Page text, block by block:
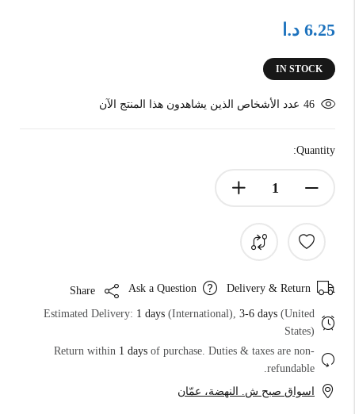
6.25 د.ا
IN STOCK
46 عدد الأشخاص الذين يشاهدون هذا المنتج الآن
Quantity:
Delivery & Return
Ask a Question
Estimated Delivery: 1 days (International), 3-6 days (United
States)
Return within 1 days of purchase. Duties & taxes are non-
refundable.
اسواق صبح ش. النهضة، عمّان